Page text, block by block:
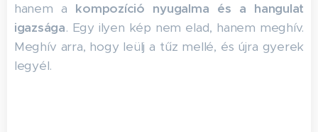
hanem a kompozíció nyugalma és a hangulat
igazsága. Egy ilyen kép nem elad, hanem meghív.
Meghív arra, hogy leülj a tűz mellé, és újra gyerek
legyél.